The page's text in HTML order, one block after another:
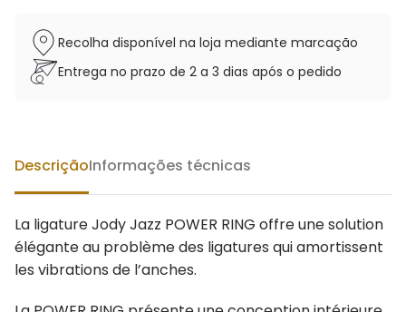
Recolha disponível na loja mediante marcação
Entrega no prazo de 2 a 3 dias após o pedido
DescriçãoInformações técnicas
La ligature Jody Jazz POWER RING offre une solution
élégante au problème des ligatures qui amortissent
les vibrations de l’anches.